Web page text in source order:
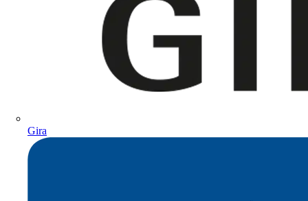
Gira